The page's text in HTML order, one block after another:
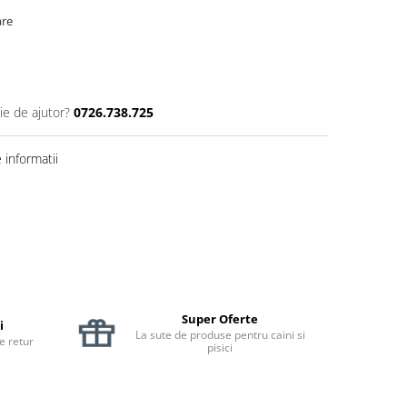
de ajutor? 0726.738.725
informatii
retur
Super Oferte
La sute de produse pentru caini si
pisici